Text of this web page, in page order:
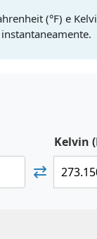
(°F) e
⇄
Kelvin